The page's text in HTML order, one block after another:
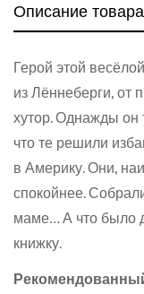
Описание товара
Герой этой
из Лённеберги, от
хутор. Однажды он
что те решили
в Америку. Они,
спокойнее.
маме… А что было
книжку.
Are